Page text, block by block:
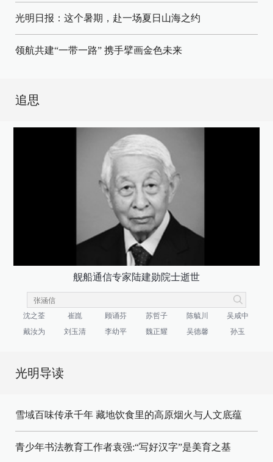
光明日报：这个暑期，赴一场夏日山海之约
领航共建“一带一路” 携手擘画金色未来
追思
舰船通信专家陆建勋院士逝世
沈之荃 崔崑 顾诵芬 苏哲子 陈毓川
吴咸中
戴汝为
刘玉清 李幼平 魏正耀 吴德馨 孙玉
光明导读
雪域百味传承千年 藏地饮食里的高原烟火与人文底蕴
青少年书法教育工作者袁强:“写好汉字”是美育之基